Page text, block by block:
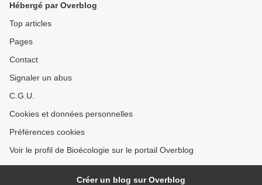
Hébergé par Overblog
Top articles
Pages
Contact
Signaler un abus
C.G.U.
Cookies et données personnelles
Préférences cookies
Voir le profil de Bioécologie sur le portail Overblog
Créer un blog sur Overblog